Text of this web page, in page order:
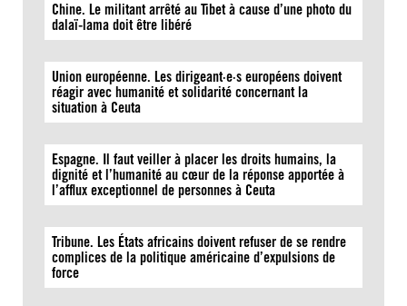
Chine. Le militant arrêté au Tibet à cause d’une photo du
dalaï-lama doit être libéré
Union européenne. Les dirigeant·e·s européens doivent
réagir avec humanité et solidarité concernant la
situation à Ceuta
Espagne. Il faut veiller à placer les droits humains, la
dignité et l’humanité au cœur de la réponse apportée à
l’afflux exceptionnel de personnes à Ceuta
Tribune. Les États africains doivent refuser de se rendre
complices de la politique américaine d’expulsions de
force